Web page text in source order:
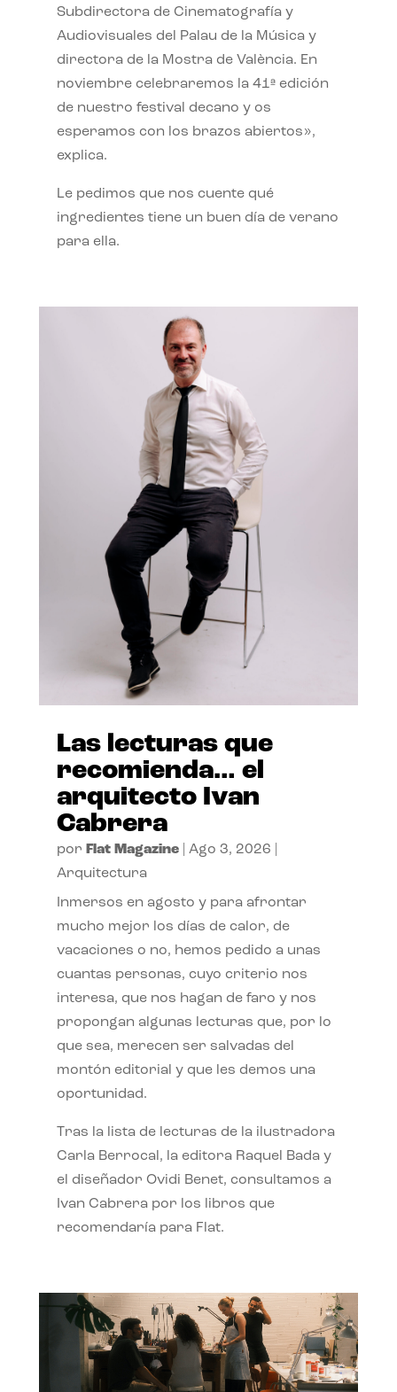
Subdirectora de Cinematografía y
Audiovisuales del Palau de la Música y
directora de la Mostra de València. En
noviembre celebraremos la 41ª edición
de nuestro festival decano y os
esperamos con los brazos abiertos»,
explica.
Le pedimos que nos cuente qué
ingredientes tiene un buen día de verano
para ella.
Las lecturas que
recomienda… el
arquitecto Ivan
Cabrera
por Flat Magazine| Ago 3, 2026
Arquitectura
Inmersos en agosto y para afrontar
mucho mejor los días de calor, de
vacaciones o no, hemos pedido a unas
cuantas personas, cuyo criterio nos
interesa, que nos hagan de faro y nos
propongan algunas lecturas que, por lo
que sea, merecen ser salvadas del
montón editorial y que les demos una
oportunidad.
Tras la lista de lecturas de la ilustradora
Carla Berrocal, la editora Raquel Bada y
el diseñador Ovidi Benet, consultamos a
Ivan Cabrera por los libros que
recomendaría para Flat.